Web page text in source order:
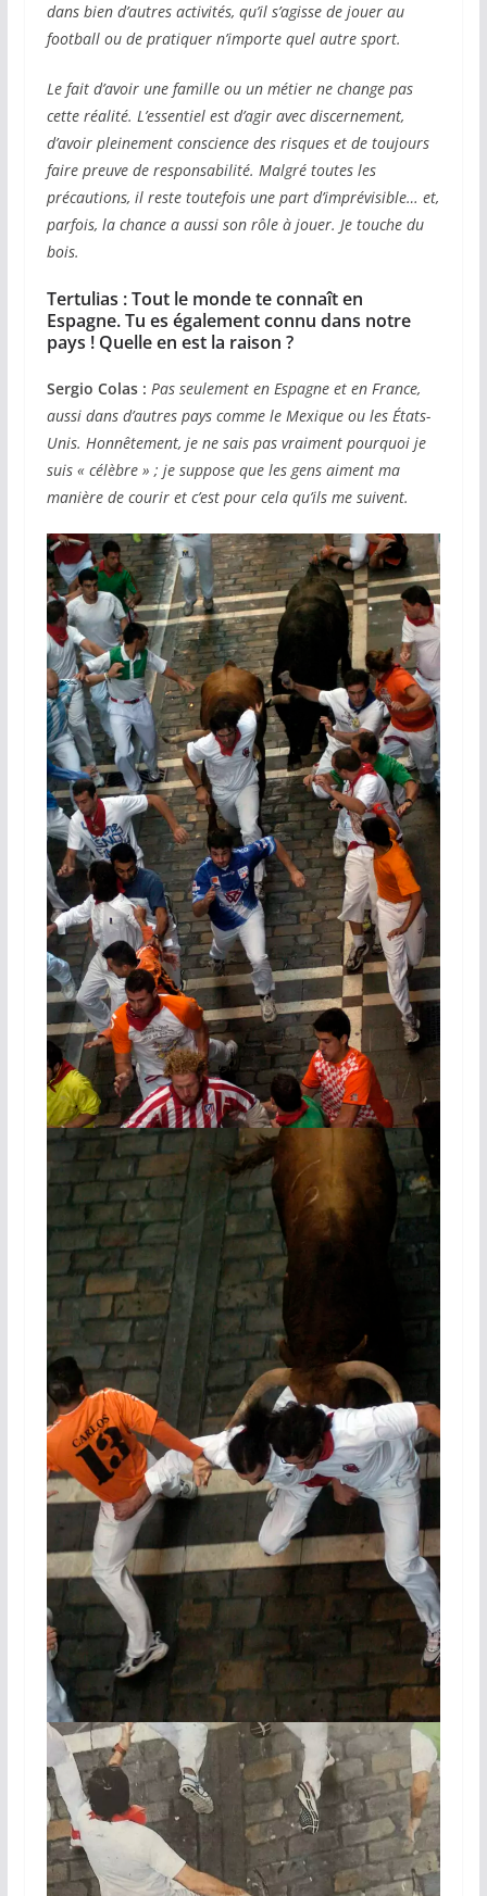
dans bien d’autres activités, qu’il s’agisse de jouer au
football ou de pratiquer n’importe quel autre sport.
Le fait d’avoir une famille ou un métier ne change pas
cette réalité. L’essentiel est d’agir avec discernement,
d’avoir pleinement conscience des risques et de toujours
faire preuve de responsabilité. Malgré toutes les
précautions, il reste toutefois une part d’imprévisible… et,
parfois, la chance a aussi son rôle à jouer. Je touche du
bois.
Tertulias : Tout le monde te connaît en
Espagne. Tu es également connu dans notre
pays ! Quelle en est la raison ?
Sergio Colas : Pas seulement en Espagne et en France,
aussi dans d’autres pays comme le Mexique ou les États-
Unis. Honnêtement, je ne sais pas vraiment pourquoi je
suis « célèbre » ; je suppose que les gens aiment ma
manière de courir et c’est pour cela qu’ils me suivent.